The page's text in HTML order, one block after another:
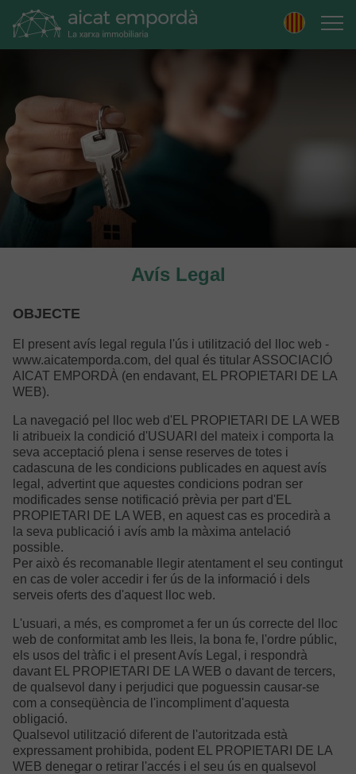
navigation
Avís Legal
OBJECTE
El present avís legal regula l'ús i utilització del lloc web -
www.aicatemporda.com, del qual és titular ASSOCIACIÓ
AICAT EMPORDÀ (en endavant, EL PROPIETARI DE LA
WEB).
La navegació pel lloc web d'EL PROPIETARI DE LA WEB
li atribueix la condició d'USUARI del mateix i comporta la
seva acceptació plena i sense reserves de totes i
cadascuna de les condicions publicades en aquest avís
legal, advertint que aquestes condicions podran ser
modificades sense notificació prèvia per part d'EL
PROPIETARI DE LA WEB, en aquest cas es procedirà a
la seva publicació i avís amb la màxima antelació
possible.
Per això és recomanable llegir atentament el seu contingut
en cas de voler accedir i fer ús de la informació i dels
serveis oferts des d'aquest lloc web.
L'usuari, a més, es compromet a fer un ús correcte del lloc
web de conformitat amb les lleis, la bona fe, l'ordre públic,
els usos del tràfic i el present Avís Legal, i respondrà
davant EL PROPIETARI DE LA WEB o davant de tercers,
de qualsevol dany i perjudici que poguessin causar-se
com a conseqüència de l'incompliment d'aquesta
obligació.
Qualsevol utilització diferent de l'autoritzada està
expressament prohibida, podent EL PROPIETARI DE LA
WEB denegar o retirar l'accés i el seu ús en qualsevol